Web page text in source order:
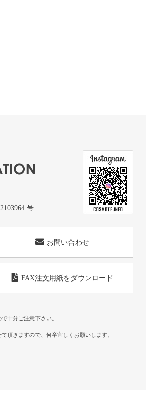
号
お問い合わせ
FAX注文用紙をダウンロード
十分ご注意下さい。
頂きますので、何卒宜しくお願いします。